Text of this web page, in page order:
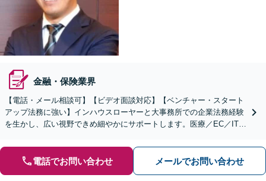
金融・保険業界
【電話・メール相談可】【ビデオ面談対応】【ベンチャー・スタート
アップ法務に強い】インハウスローヤーと大事務所での企業法務経験
を生かし、広い視野できめ細やかにサポートします。医療／EC／IT／
電話でお問い合わせ メールでお問い合わせ